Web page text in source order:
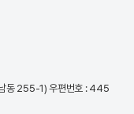
동 255-1) 우편번호 : 445